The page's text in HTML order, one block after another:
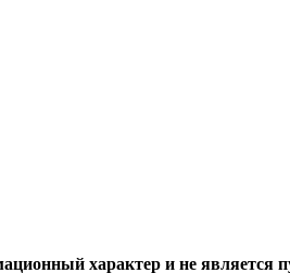
характер и не является